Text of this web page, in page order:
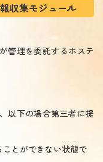
収集モジュール
管理を委託するホステ
以下の場合第三者に提
とができない状態で